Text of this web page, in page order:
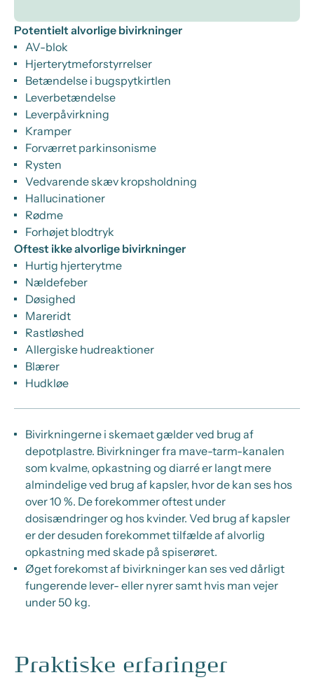
Potentielt alvorlige bivirkninger
AV-blok
Hjerterytmeforstyrrelser
Betændelse i bugspytkirtlen
Leverbetændelse
Leverpåvirkning
Kramper
Forværret parkinsonisme
Rysten
Vedvarende skæv kropsholdning
Hallucinationer
Rødme
Forhøjet blodtryk
Oftest ikke alvorlige bivirkninger
Hurtig hjerterytme
Nældefeber
Døsighed
Mareridt
Rastløshed
Allergiske hudreaktioner
Blærer
Hudkløe
Bivirkningerne i skemaet gælder ved brug af
depotplastre. Bivirkninger fra mave-tarm-kanalen
som kvalme, opkastning og diarré er langt mere
almindelige ved brug af kapsler, hvor de kan ses hos
over 10 %. De forekommer oftest under
dosisændringer og hos kvinder. Ved brug af kapsler
er der desuden forekommet tilfælde af alvorlig
opkastning med skade på spiserøret.
Øget forekomst af bivirkninger kan ses ved dårligt
fungerende lever- eller nyrer samt hvis man vejer
under 50 kg.
Praktiske erfaringer